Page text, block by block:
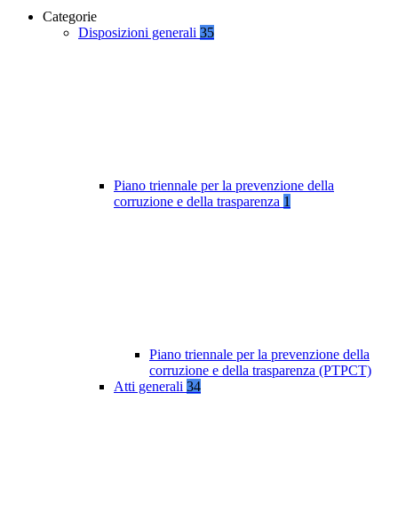
Categorie
Disposizioni generali 35
Piano triennale per la prevenzione della
corruzione e della trasparenza 1
Piano triennale per la prevenzione della
corruzione e della trasparenza (PTPCT)
Atti generali 34